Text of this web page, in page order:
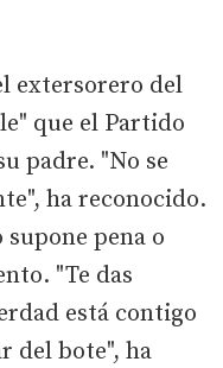
extersorero del
que el Partido
padre. "No se
ha reconocido.
pena o
"Te das
está contigo
del bote", ha